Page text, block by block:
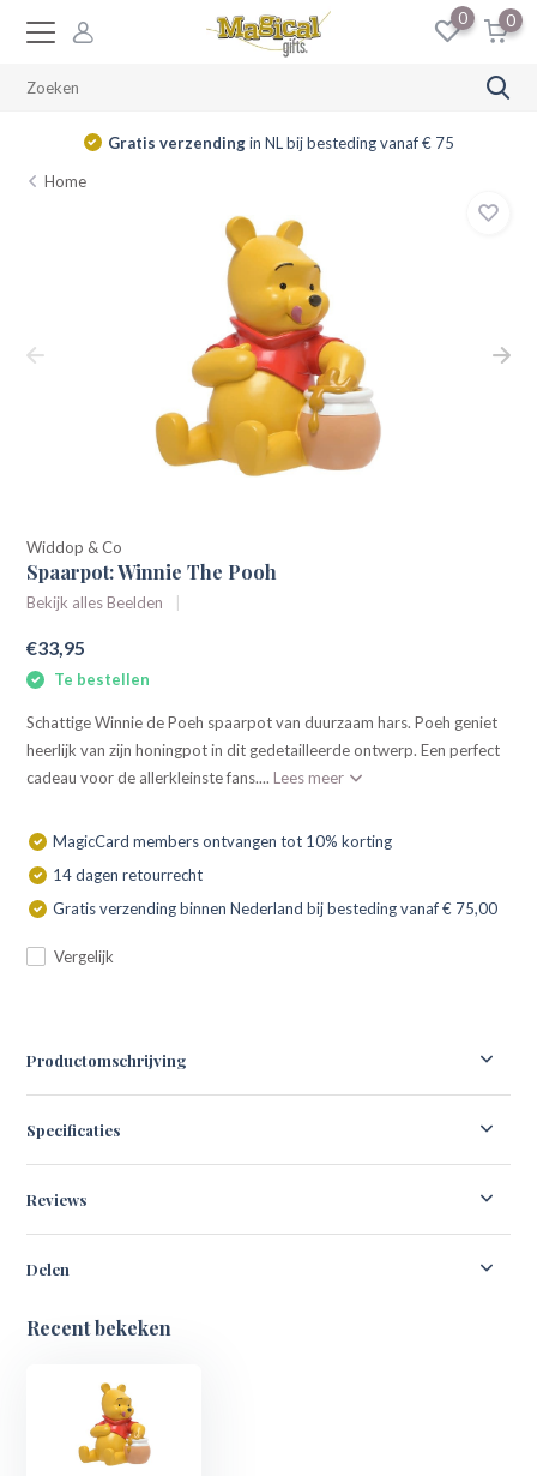
0 0
Gratis verzendingin NL bij besteding vanaf € 75
Home
Widdop & Co
Spaarpot: Winnie The Pooh
Bekijk alles Beelden
€33,95
Te bestellen
Schattige Winnie de Poeh spaarpot van duurzaam hars. Poeh geniet
heerlijk van zijn honingpot in dit gedetailleerde ontwerp. Een perfect
cadeau voor de allerkleinste fans.... Lees meer
MagicCard members ontvangen tot 10% korting
14 dagen retourrecht
Gratis verzending binnen Nederland bij besteding vanaf € 75,00
Vergelijk
Productomschrijving
Specificaties
Reviews
Delen
Recent bekeken